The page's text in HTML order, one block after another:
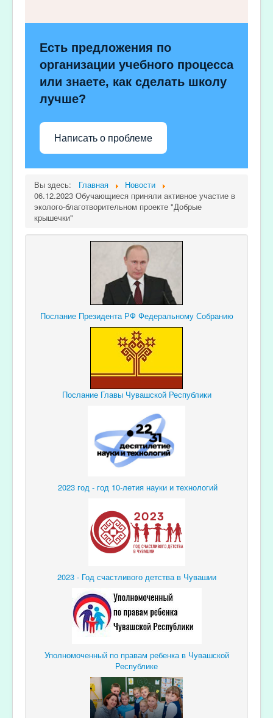
Есть предложения по
организации учебного процесса
или знаете, как сделать школу
лучше?
Написать о проблеме
Вы здесь: Главная
Новости
06.12.2023 Обучающиеся приняли активное участие в
эколого-благотворительном проекте "Добрые
крышечки"
Послание Президента РФ Федеральному Собранию
Послание Главы Чувашской Республики
2023 год - год 10-летия науки и технологий
2023 - Год счастливого детства в Чувашии
Уполномоченный по правам ребенка в Чувашской
Республике